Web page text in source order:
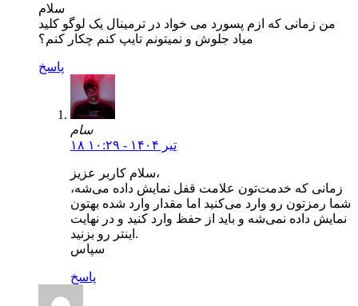
سلام
من زمانی که ازم پسورد می خواد در ترمینال یک لوگو کلید
میاد جلوش و نمیتونم تایپ کنم چکار کنم؟
پاسخ
سام
۱۸ تیر ۱۴۰۴ - ۱۰:۲۹
سلام کاربر عزیز،
زمانی که خدمت‌تون علامت قفل نمایش داده می‌شه،‌
شما رمزتون رو وارد می‌کنید اما مقدار وارد شده بهتون
نمایش داده نمی‌شه و باید از حفظ وارد کنید و در نهایت
اینتر رو بزنید.
سپاس
پاسخ